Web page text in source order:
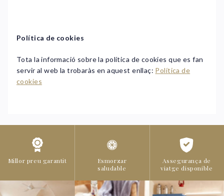
Política de cookies
Tota la informació sobre la política de cookies que es fan
servir al web la trobaràs en aquest enllaç: Política de
cookies
Millor preu garantit
Esmorzar
saludable
Assegurança de
viatge disponible